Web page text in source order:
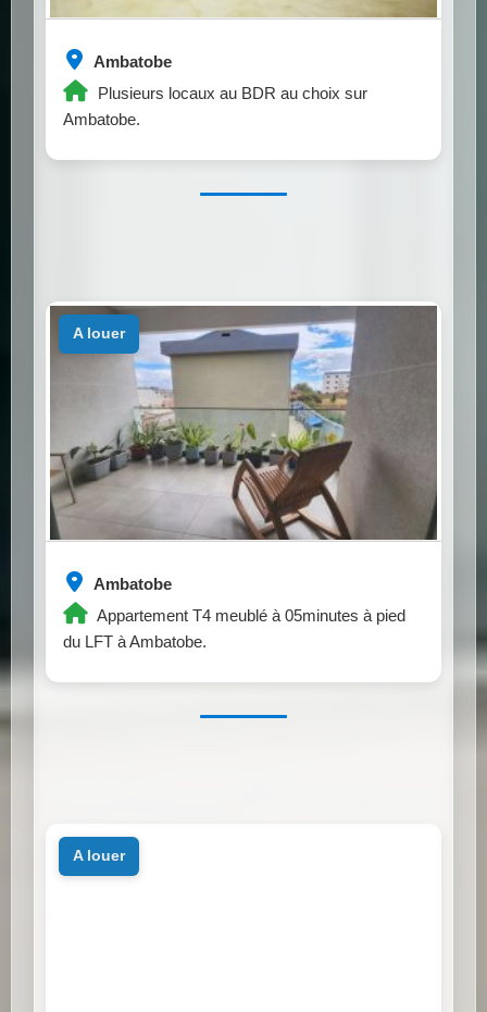
Ambatobe
Plusieurs locaux au BDR au choix sur
Ambatobe.
Ambatobe
Appartement T4 meublé à 05minutes à pied
du LFT à Ambatobe.
a louer
a louer